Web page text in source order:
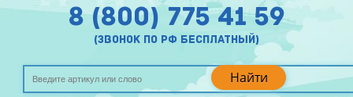
Найти
8 (800) 775 41 59
(звонок по рф бесплатный)